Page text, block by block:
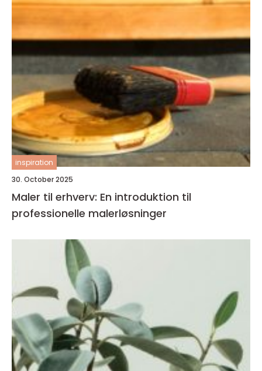
inspiration
30. October 2025
Maler til erhverv: En introduktion til
professionelle malerløsninger